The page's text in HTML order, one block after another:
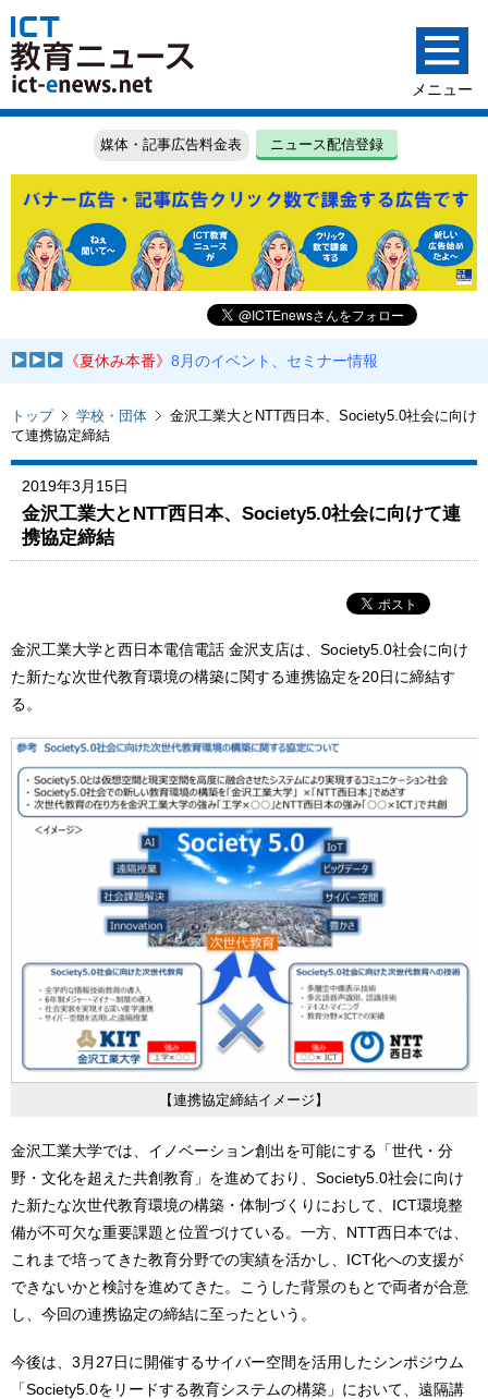
媒体・記事広告料金表 ニュース配信登録
《夏休み本番》8月のイベント、セミナー情報
トップ 学校・団体
金沢工業大とNTT西日本、Society5.0社会に向け
て連携協定締結
2019年3月15日
金沢工業大とNTT西日本、Society5.0社会に向けて連
携協定締結
金沢工業大学と西日本電信電話 金沢支店は、Society5.0社会に向け
た新たな次世代教育環境の構築に関する連携協定を20日に締結す
る。
【連携協定締結イメージ】
金沢工業大学では、イノベーション創出を可能にする「世代・分
野・文化を超えた共創教育」を進めており、Society5.0社会に向け
た新たな次世代教育環境の構築・体制づくりにおして、ICT環境整
備が不可欠な重要課題と位置づけている。一方、NTT西日本では、
これまで培ってきた教育分野での実績を活かし、ICT化への支援が
できないかと検討を進めてきた。こうした背景のもとで両者が合意
し、今回の連携協定の締結に至ったという。
今後は、3月27日に開催するサイバー空間を活用したシンポジウム
「Society5.0をリードする教育システムの構築」において、遠隔講